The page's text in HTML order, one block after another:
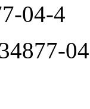
04-4